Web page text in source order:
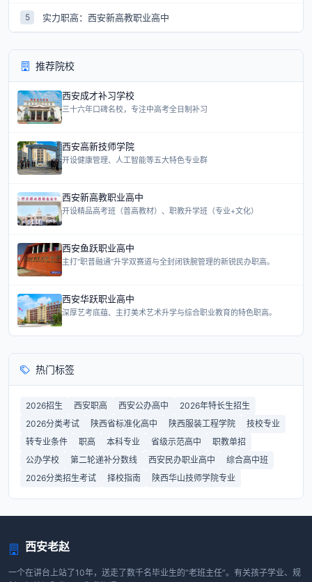
5 实力职高：西安新高教职业高中
推荐院校
西安成才补习学校
三十六年口碑名校，专注中高考全日制补习
西安高新技师学院
开设健康管理、人工智能等五大特色专业群
西安新高教职业高中
开设精品高考班（普高教材）、职教升学班（专业+文化）
西安鱼跃职业高中
主打“职普融通”升学双赛道与全封闭铁腕管理的新锐民办职高。
西安华跃职业高中
深厚艺考底蕴、主打美术艺术升学与综合职业教育的特色职高。
热门标签
2026招生 西安职高 西安公办高中
2026年特长生招生
2026分类考试
陕西省标准化高中 陕西服装工程学院
技校专业
转专业条件
职高 本科专业 省级示范高中
职教单招
公办学校
第二轮递补分数线 西安民办职业高中
综合高中班
2026分类招生考试
择校指南 陕西华山技师学院专业
西安老赵
一个在讲台上站了10年，送走了数千名毕业生的“老班主任”。有关孩子学业、规